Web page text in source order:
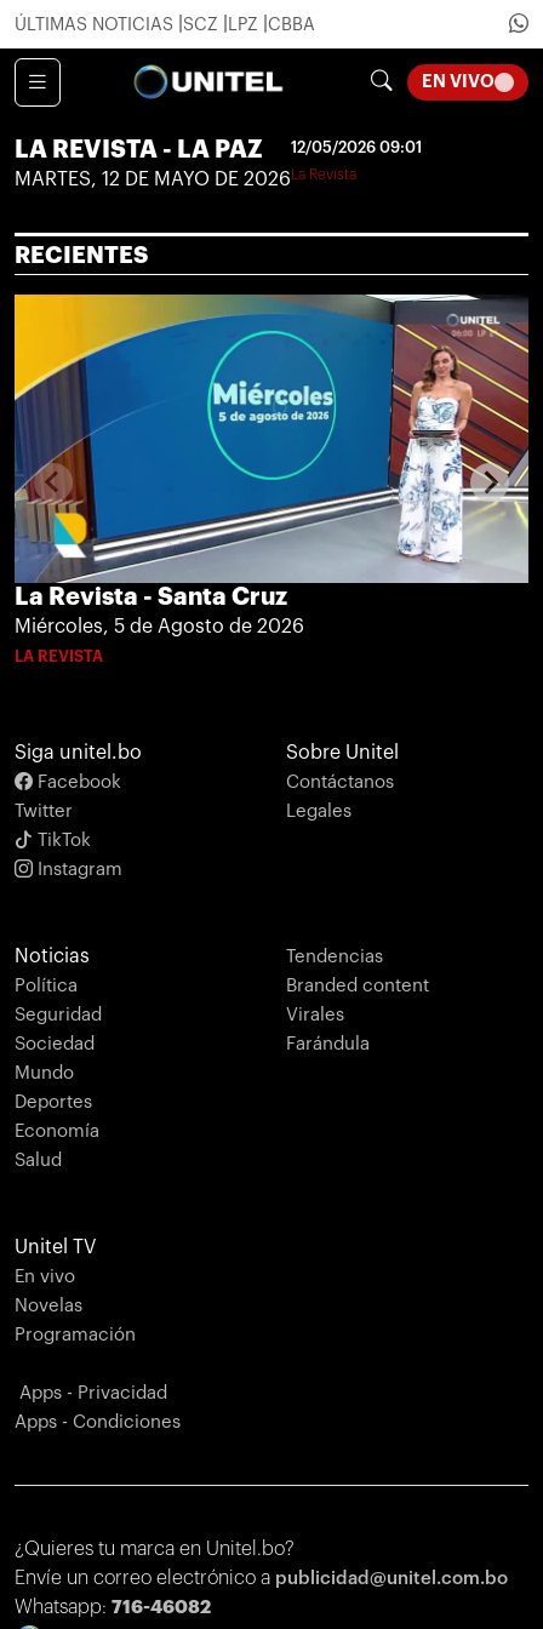
ÚLTIMAS NOTICIAS SCZ LPZ CBBA
EN VIVO
LA REVISTA - LA PAZ
MARTES, 12 DE MAYO DE 2026
12/05/2026 09:01
La Revista
RECIENTES
La Revista - Santa Cruz
Miércoles, 5 de Agosto de 2026
LA REVISTA
Siga unitel.bo
Facebook
Twitter
TikTok
Instagram
Sobre Unitel
Contáctanos
Legales
Noticias
Política
Seguridad
Sociedad
Mundo
Deportes
Economía
Salud
Tendencias
Branded content
Virales
Farándula
Unitel TV
En vivo
Novelas
Programación
Apps - Privacidad
Apps - Condiciones
¿Quieres tu marca en Unitel.bo?
Envíe un correo electrónico a publicidad@unitel.com.bo
Whatsapp: 716-46082